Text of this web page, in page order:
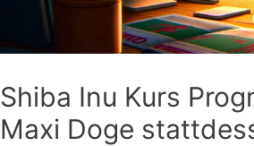
Shiba Inu Kurs
Maxi Doge